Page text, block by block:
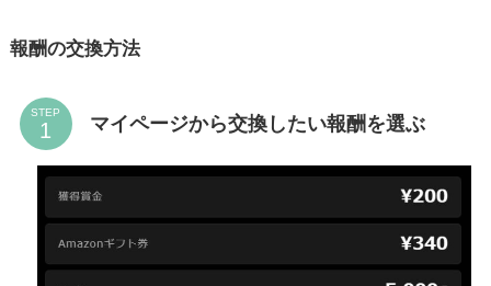
報酬の交換方法
STEP
マイページから交換したい報酬を選ぶ